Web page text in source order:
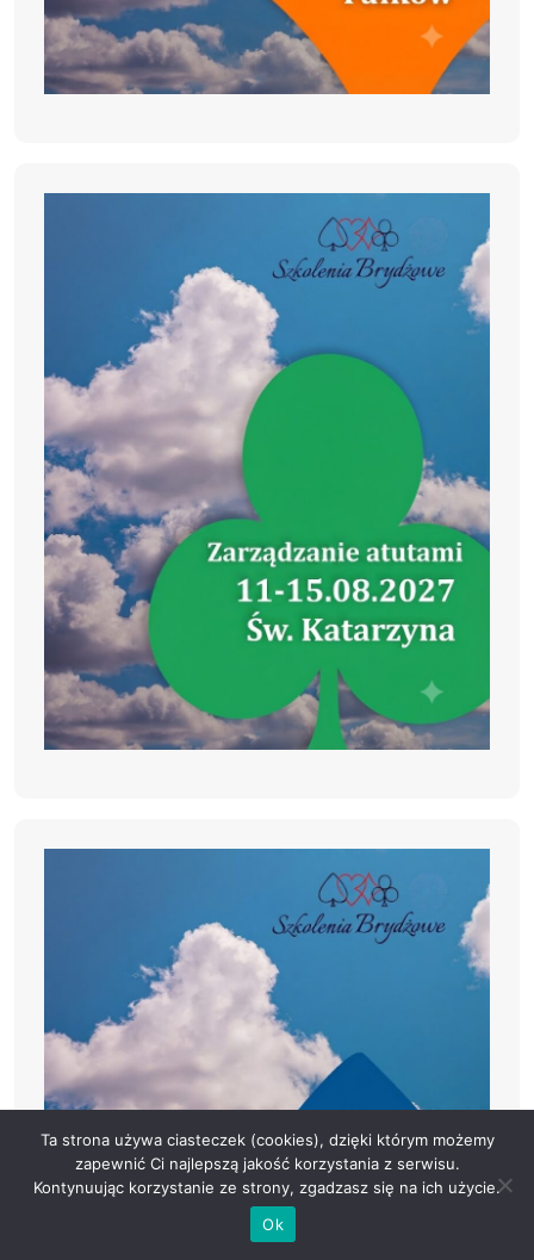
Ta strona używa ciasteczek (cookies), dzięki którym możemy
zapewnić Ci najlepszą jakość korzystania z serwisu.
Kontynuując korzystanie ze strony, zgadzasz się na ich użycie.
Ok